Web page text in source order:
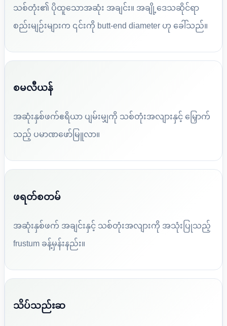
သစ်တုံး၏ ပိုထူသောအဆုံး အချင်း။ အချို့ဒေသဆိုင်ရာ
စည်းမျဉ်းများက ၎င်းကို butt-end diameter ဟု ခေါ်သည်။
စမလီယန်
အဆုံးနှစ်ဖက်ဧရိယာ ပျမ်းမျှကို သစ်တုံးအလျားနှင့် မြှောက်
သည့် ပမာဏဖော်မြူလာ။
ဖရတ်စတမ်
အဆုံးနှစ်ဖက် အချင်းနှင့် သစ်တုံးအလျားကို အသုံးပြုသည့်
frustum ခန့်မှန်းနည်း။
သိပ်သည်းဆ